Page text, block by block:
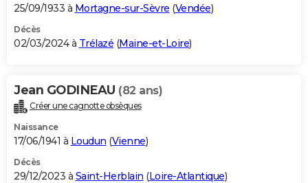
25/09/1933 à Mortagne-sur-Sèvre (Vendée)
Décès
02/03/2024 à Trélazé (Maine-et-Loire)
Jean GODINEAU (82 ans)
Créer une cagnotte obsèques
Naissance
17/06/1941 à Loudun (Vienne)
Décès
29/12/2023 à Saint-Herblain (Loire-Atlantique)